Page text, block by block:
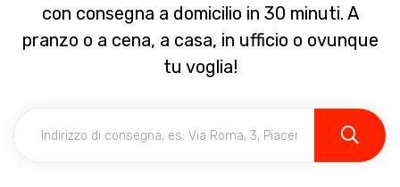
con consegna a domicilio in 30 minuti. A
pranzo o a cena, a casa, in ufficio o ovunque
tu voglia!